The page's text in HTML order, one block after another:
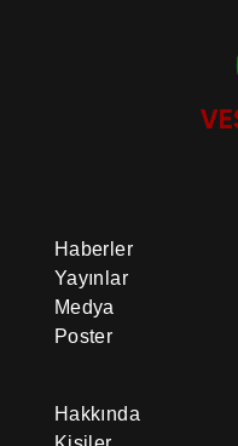
Haberler
Yayınlar
Medya
Poster
Hakkında